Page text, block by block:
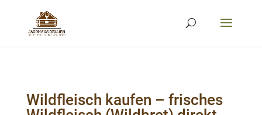
Wildfleisch kaufen – frisches